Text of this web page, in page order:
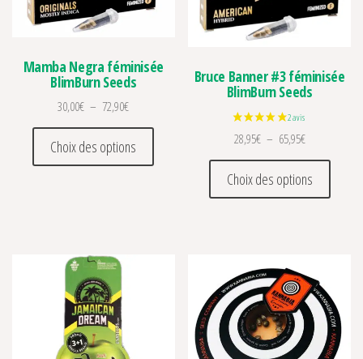
Mamba Negra féminisée
BlimBurn Seeds
30,00€ – 72,90€Plage de prix : 30,00€ à 72,90€
Choix des options
Ce produit a plusieurs variations. Les
Bruce Banner #3 féminisée
BlimBurn Seeds
28,95€ – 65,95€Plage de prix
Choix des options
Ce